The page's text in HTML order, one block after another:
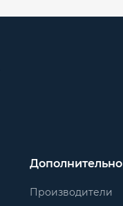
Дополнительно
Производители